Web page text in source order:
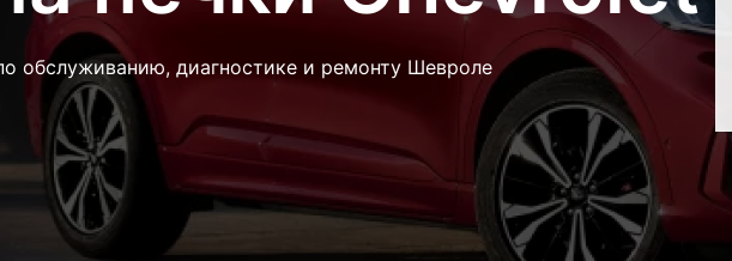
обслуживанию, диагностике и ремонту Шевроле